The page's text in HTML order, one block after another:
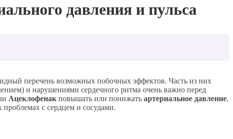
давления и пульса
перечень возможных побочных эффектов. Часть из них
и нарушениями сердечного ритма очень важно перед
Ацеклофенак повышать или понижать артериальное давление,
с сердцем и сосудами.